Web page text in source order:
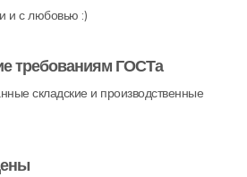
и с любовью :)
требованиям ГОСТа
складские и производственные